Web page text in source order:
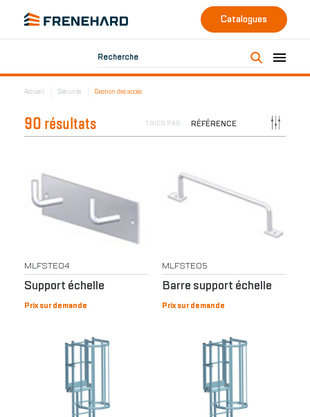
Recherche
Catalogues
Accueil Sécurité Gestion des accès
90 résultats TRIER PAR : RÉFÉRENCE
MLFSTE04
Support échelle
Prix sur demande
MLFSTE05
Barre support échelle
Prix sur demande